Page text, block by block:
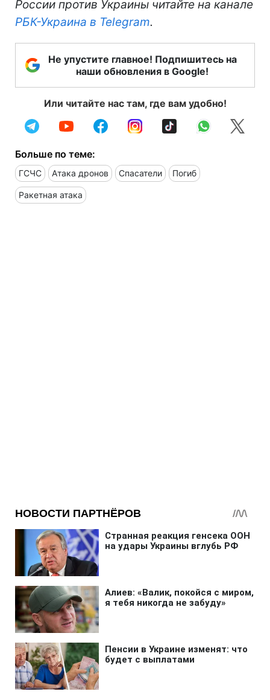
России против Украины читайте на канале
РБК-Украина в Telegram.
Не упустите главное! Подпишитесь на
наши обновления в Google!
Или читайте нас там, где вам удобно!
Больше по теме:
ГСЧС Атака дронов Спасатели Погиб
Ракетная атака